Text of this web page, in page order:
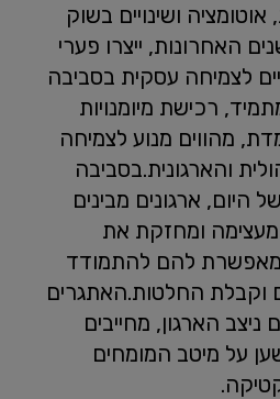
ושינויים בשוק
האחרונות, ייצרו פערי
לצמיחה עסקית בסביבה
רכישת מיומנויות
מהווים מנוע לצמיחה
והארגונית.בסביבה
היום, ארגונים מבינים
ומחזקת את
ומאפשרת להם להתמודד
וקבלת החלטות.האתגרים
הארגון, מחייבים
על מיטב המומחים